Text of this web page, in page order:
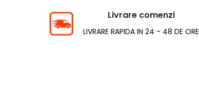
Livrare comenzi
LIVRARE RAPIDA IN 24 - 48 DE ORE